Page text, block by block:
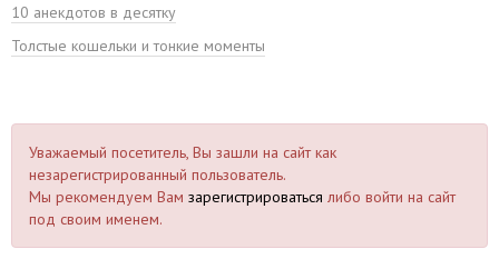
10 анекдотов в десятку
Толстые кошельки и тонкие моменты
Уважаемый посетитель, Вы зашли на сайт как
незарегистрированный пользователь.
Мы рекомендуем Вам зарегистрироваться либо войти на сайт
под своим именем.